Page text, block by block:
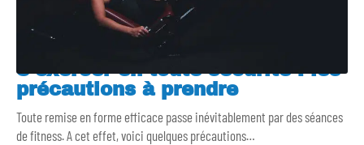
S’exercer en toute sécurité : les
précautions à prendre
Toute remise en forme efficace passe inévitablement par des séances
de fitness. A cet effet, voici quelques précautions…